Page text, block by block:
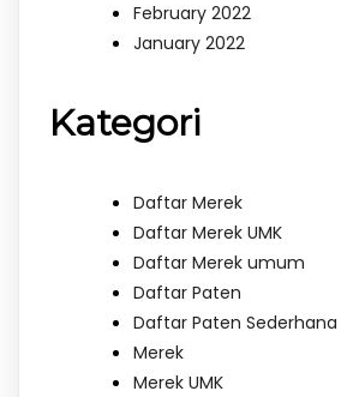
February 2022
January 2022
Kategori
Daftar Merek
Daftar Merek UMK
Daftar Merek umum
Daftar Paten
Daftar Paten Sederhana
Merek
Merek UMK